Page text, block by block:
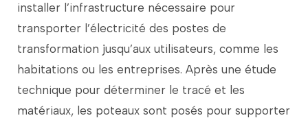
installer l’infrastructure nécessaire pour
transporter l’électricité des postes de
transformation jusqu’aux utilisateurs, comme les
habitations ou les entreprises. Après une étude
technique pour déterminer le tracé et les
matériaux, les poteaux sont posés pour supporter